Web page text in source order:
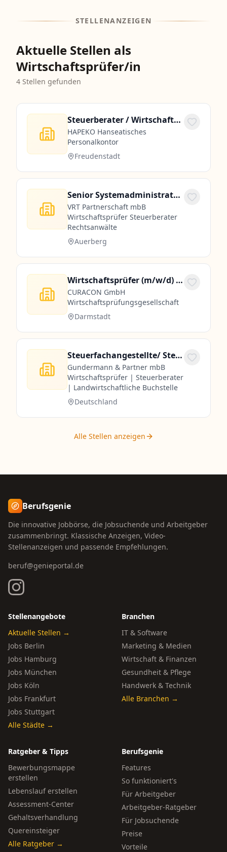
STELLENANZEIGEN
Aktuelle Stellen als
Wirtschaftsprüfer/in
4 Stellen gefunden
Steuerberater / Wirtschaftsprüfer (m/w/d) | Perspektive Standortleitung
HAPEKO Hanseatisches
Personalkontor
Freudenstadt
Senior Systemadministrator (m/w/d) – Infrastruktur
VRT Partnerschaft mbB
Wirtschaftsprüfer Steuerberater
Rechtsanwälte
Auerberg
Wirtschaftsprüfer (m/w/d) als Niederlassungsleitung in der Wirtschaftsprüfung
CURACON GmbH
Wirtschaftsprüfungsgesellschaft
Darmstadt
Steuerfachangestellte/ Steuerfachwirte/ Bilanzbuchhalter
Gundermann & Partner mbB
Wirtschaftsprüfer | Steuerberater
| Landwirtschaftliche Buchstelle
Deutschland
Alle Stellen anzeigen
Berufsgenie
Die innovative Jobbörse, die Jobsuchende und Arbeitgeber
zusammenbringt. Klassische Anzeigen, Video-
Stellenanzeigen und passende Empfehlungen.
beruf@genieportal.de
Stellenangebote
Aktuelle Stellen →
Jobs Berlin
Jobs Hamburg
Jobs München
Jobs Köln
Jobs Frankfurt
Jobs Stuttgart
Alle Städte →
Branchen
IT & Software
Marketing & Medien
Wirtschaft & Finanzen
Gesundheit & Pflege
Handwerk & Technik
Alle Branchen →
Ratgeber & Tipps
Bewerbungsmappe
erstellen
Lebenslauf erstellen
Assessment-Center
Gehaltsverhandlung
Quereinsteiger
Alle Ratgeber →
Berufsgenie
Features
So funktioniert's
Für Arbeitgeber
Arbeitgeber-Ratgeber
Für Jobsuchende
Preise
Vorteile